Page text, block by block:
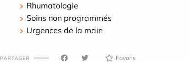
Rhumatologie
Soins non programmés
Urgences de la main
PARTAGER Favoris